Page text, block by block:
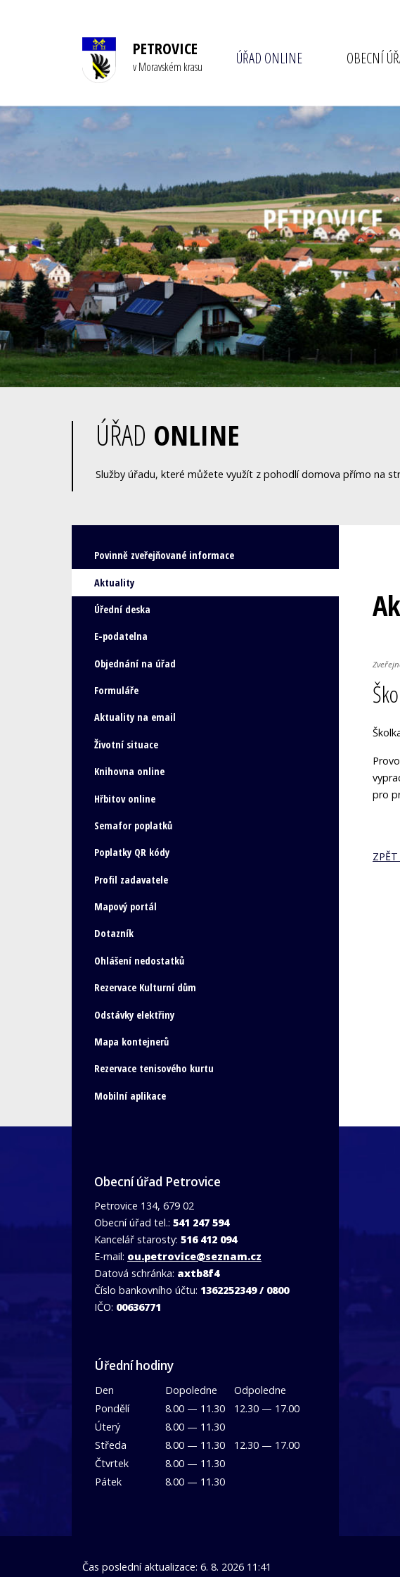
PETROVICE
v Moravském krasu ÚŘAD ONLINE OBECNÍ
ÚŘAD ONLINE
Služby úřadu, které můžete využít z pohodlí domova přímo na
pro
Povinně zveřejňované informace
Aktuality
Úřední deska
E-podatelna
Objednání na úřad
Formuláře
Aktuality na email
Životní situace
Knihovna online
Hřbitov online
Semafor poplatků
Poplatky QR kódy
Profil zadavatele
Mapový portál
Dotazník
Ohlášení nedostatků
Rezervace Kulturní dům
Odstávky elektřiny
Mapa kontejnerů
Rezervace tenisového kurtu
Mobilní aplikace
Obecní úřad Petrovice
Petrovice 134, 679 02
Obecní úřad tel.: 541 247 594
Kancelář starosty: 516 412 094
E-mail: ou.petrovice@seznam.cz
Datová schránka: axtb8f4
Číslo bankovního účtu: 1362252349 / 0800
IČO: 00636771
Úřední hodiny
Den Dopoledne
Odpoledne
Pondělí
8.00 — 11.30
12.30 — 17.00
Úterý
8.00 — 11.30
Středa
8.00 — 11.30
12.30 — 17.00
Čtvrtek
8.00 — 11.30
Pátek
8.00 — 11.30
Čas poslední aktualizace: 6. 8. 2026 11:41